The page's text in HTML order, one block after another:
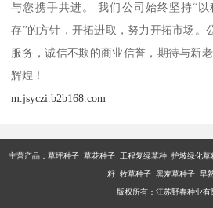
与您携手共进。 我们公司始终坚持“
存”的方针，开拓进取，努力开拓市场。
服务，诚信不欺的商业信誉，期待与新
辉煌！
m.jsyczi.b2b168.com
主营产品： 草坪种子 草花种子 工程复绿草种 护坡绿化
籽 牧草种子 黑麦草种子 早
版权所有：江苏野春种业有